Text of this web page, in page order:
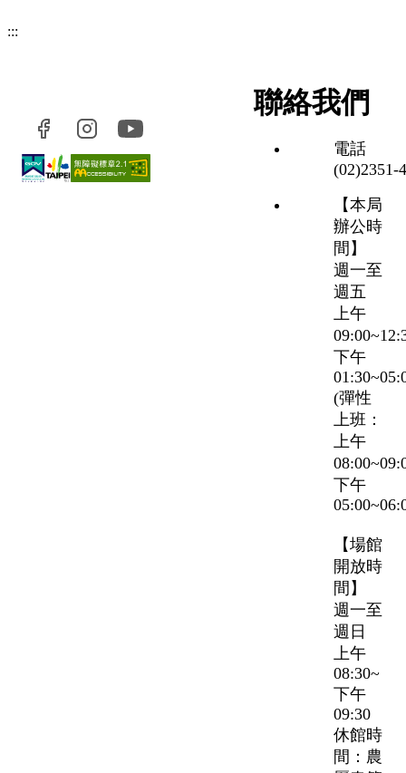
:::
聯絡我們
電話
【本局
辦公時
間】
週一至
週五
上午
下午
(彈性
上班：
上午
下午
【場館
開放時
間】
週一至
週日
上午
08:30~
下午
09:30
休館時
間：農